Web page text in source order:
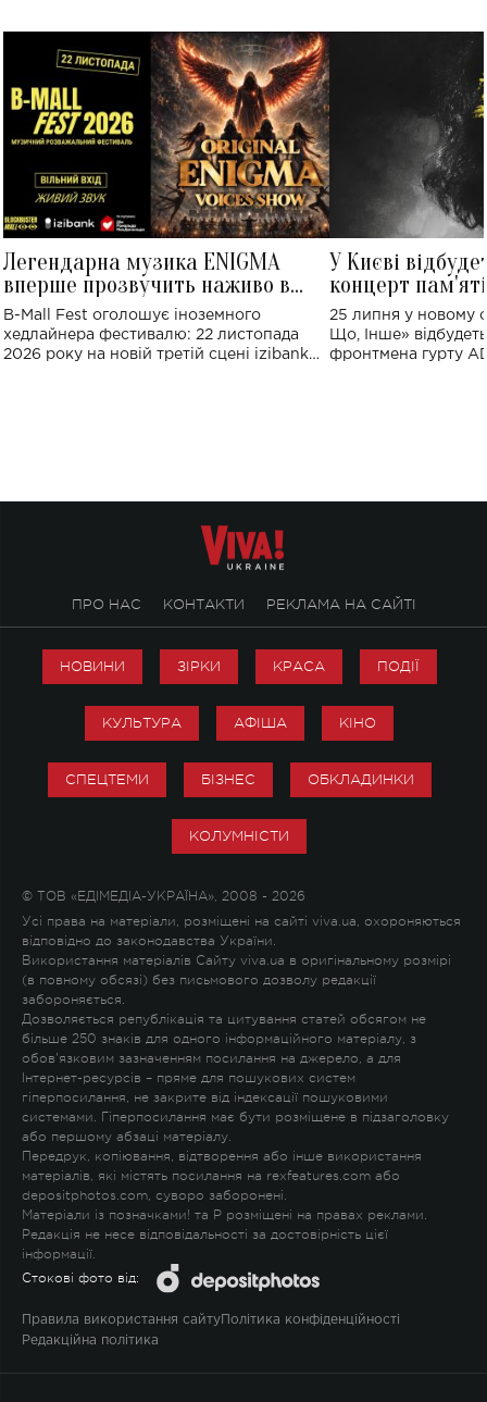
Легендарна музика ENIGMA
вперше прозвучить наживо в
Україні: де відбудеться концерт
B-Mall Fest оголошує іноземного
хедлайнера фестивалю: 22 листопада
2026 року на новій третій сцені izibank
У Києві
концерт
Клименка:
виконають
25 липня у новому
Що, Інше»
фронтмена гурту
ПРО НАС КОНТАКТИ РЕКЛАМА НА САЙТІ
НОВИНИ ЗІРКИ КРАСА ПОДІЇ
КУЛЬТУРА АФІША КІНО
СПЕЦТЕМИ БІЗНЕС ОБКЛАДИНКИ
КОЛУМНІСТИ
© ТОВ «ЕДІМЕДІА-УКРАЇНА», 2008 - 2026
Усі права на матеріали, розміщені на сайті viva.ua, охороняються
відповідно до законодавства України.
Використання матеріалів Сайту viva.ua в оригінальному розмірі
(в повному обсязі) без письмового дозволу редакції
забороняється.
Дозволяється републікація та цитування статей обсягом не
більше 250 знаків для одного інформаційного матеріалу, з
обов'язковим зазначенням посилання на джерело, а для
Інтернет-ресурсів – пряме для пошукових систем
гіперпосилання, не закрите від індексації пошуковими
системами. Гіперпосилання має бути розміщене в підзаголовку
або першому абзаці матеріалу.
Передрук, копіювання, відтворення або інше використання
матеріалів, які містять посилання на rexfeatures.com або
depositphotos.com, суворо заборонені.
Матеріали із позначками! та P розміщені на правах реклами.
Редакція не несе відповідальності за достовірність цієї
інформації.
Стокові фото від:
Правила використання сайту Політика конфіденційності
Редакційна політика